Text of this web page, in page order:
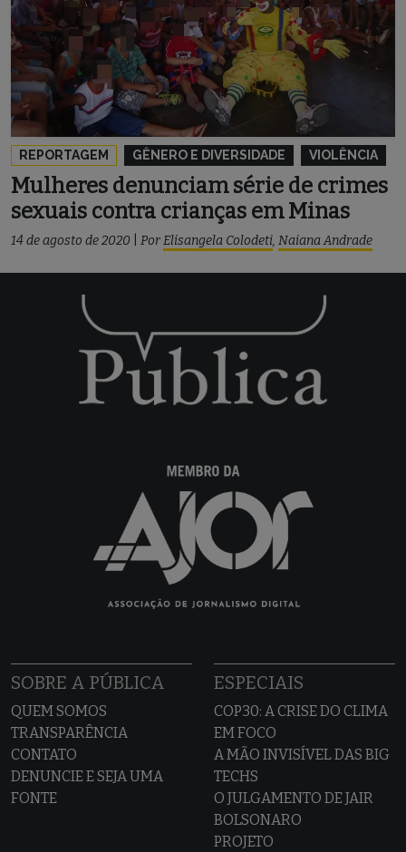
REPORTAGEM GÊNERO E DIVERSIDADE VIOLÊNCIA
Mulheres denunciam série de crimes
sexuais contra crianças em Minas
14 de agosto de 2020 PorElisangela Colodeti, Naiana Andrade
SOBRE A PÚBLICA
QUEM SOMOS
TRANSPARÊNCIA
CONTATO
DENUNCIE E SEJA UMA
FONTE
ESPECIAIS
COP30: A CRISE DO CLIMA
EM FOCO
A MÃO INVISÍVEL DAS BIG
TECHS
O JULGAMENTO DE JAIR
BOLSONARO
PROJETO